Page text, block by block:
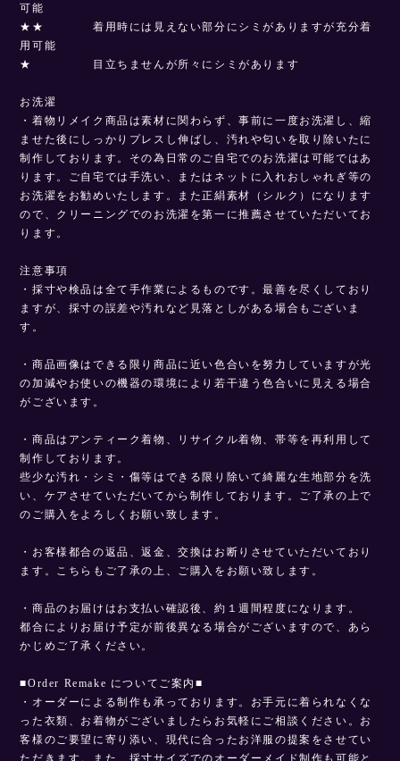
可能
★★ 着用時には見えない部分にシミがありますが充分着
用可能
★ 目立ちませんが所々にシミがあります
お洗濯
・着物リメイク商品は素材に関わらず、事前に一度お洗濯し、縮
ませた後にしっかりプレスし伸ばし、汚れや匂いを取り除いたに
制作しております。その為日常のご自宅でのお洗濯は可能ではあ
ります。ご自宅では手洗い、またはネットに入れおしゃれぎ等の
お洗濯をお勧めいたします。また正絹素材（シルク）になります
ので、クリーニングでのお洗濯を第一に推薦させていただいてお
ります。
注意事項
・採寸や検品は全て手作業によるものです。最善を尽くしており
ますが、採寸の誤差や汚れなど見落としがある場合もございま
す。
・商品画像はできる限り商品に近い色合いを努力していますが光
の加減やお使いの機器の環境により若干違う色合いに見える場合
がございます。
・商品はアンティーク着物、リサイクル着物、帯等を再利用して
制作しております。
些少な汚れ・シミ・傷等はできる限り除いて綺麗な生地部分を洗
い、ケアさせていただいてから制作しております。ご了承の上で
のご購入をよろしくお願い致します。
・お客様都合の返品、返金、交換はお断りさせていただいており
ます。こちらもご了承の上、ご購入をお願い致します。
・商品のお届けはお支払い確認後、約１週間程度になります。
都合によりお届け予定が前後異なる場合がございますので、あら
かじめご了承ください。
■Order Remake についてご案内■
・オーダーによる制作も承っております。お手元に着られなくな
った衣類、お着物がございましたらお気軽にご相談ください。お
客様のご要望に寄り添い、現代に合ったお洋服の提案をさせてい
ただきます。また、採寸サイズでのオーダーメイド制作も可能と